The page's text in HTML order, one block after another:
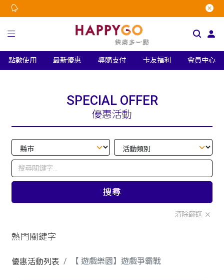
點數使用 最新優惠 導購支付 卡友福利 會員中心
SPECIAL OFFER
優惠活動
搜尋
清除篩選
熱門關鍵字
優惠活動列表 【 遊戲樂園】遊戲爭霸戰